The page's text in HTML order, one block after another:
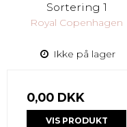
Sortering 1
Royal Copenhagen
Ikke på lager
0,00 DKK
VIS PRODUKT